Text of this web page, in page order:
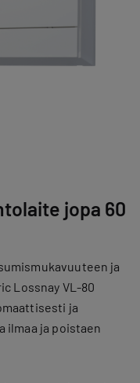
jopa 60
ja
Lossnay VL-80
ja
ilmaa ja poistaen